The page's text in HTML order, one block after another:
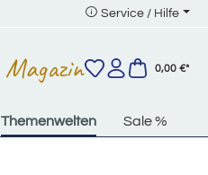
Service / Hilfe
Magazin 0,00 €*
Themenwelten Sale %